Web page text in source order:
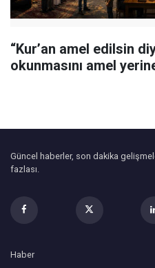
“Kur’an amel edilsin
okunmasını amel
Güncel haberler, son dakika
fazlası.
Haber